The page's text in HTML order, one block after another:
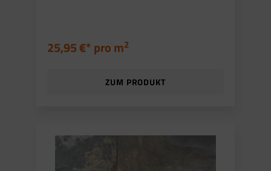
25,95 €* pro m2
ZUM PRODUKT